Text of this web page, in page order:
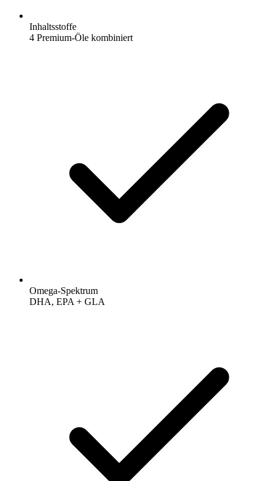
Inhaltsstoffe
4 Premium-Öle kombiniert
Omega-Spektrum
DHA, EPA + GLA